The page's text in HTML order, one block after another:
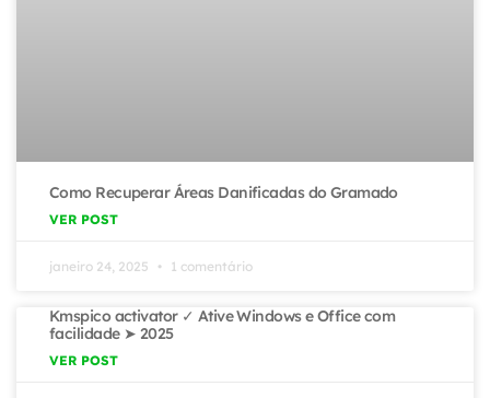
Como Recuperar Áreas Danificadas do Gramado
VER POST
janeiro 24, 2025 1 comentário
Kmspico activator ✓ Ative Windows e Office com
facilidade ➤ 2025
VER POST